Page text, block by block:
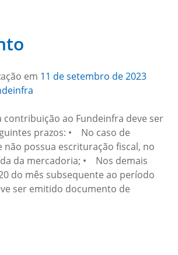
em 11 de setembro de 2023
contribuição ao Fundeinfra deve ser
prazos: • No caso de
possua escrituração fiscal, no
da mercadoria; • Nos demais
do mês subsequente ao período
ser emitido documento de